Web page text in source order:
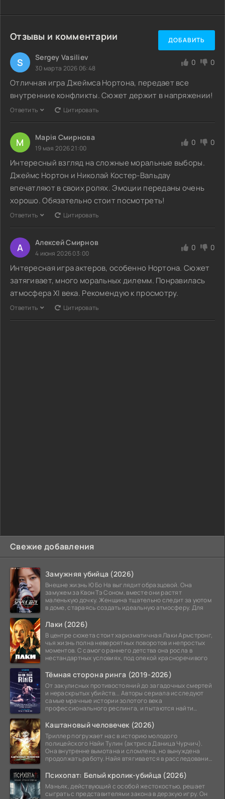
Свежие добавления
Замужняя убийца (2026)
Внешне жизнь Ю Бо На выглядит образцовой. Она
замужем за Квон Тэ Соном, вместе они растят
маленькую дочку. Женщина тщательно следит за уютом
в доме, стараясь создать идеальную атмосферу. Для
Лаки (2026)
В центре сюжета стоит харизматичная Лаки Армстронг,
чья жизнь полна невероятных поворотов и непростых
моментов. С самого раннего детства она росла в
нестандартных условиях, под опекой красноречивого
Тёмная сторона ринга (2019-2026)
От закулисных противостояний до загадочных смертей
и нераскрытых убийств... Авторы сериала исследуют
самые мрачные истории золотого века
профессионального реслинга, и пытаются найти
Каштановый человечек (2026)
Триллер погружает нас в историю молодого
полицейского Найи Тулин (актриса Даница Чурчич).
Она внутренне вымотана и сломлена, но вынуждена
продолжать работу. Найя втягивается в расследование
Психопат: Белый кролик-убийца (2026)
Маньяк, действующий с особой жестокостью, решает
сыграть с представителями закона в дерзкую игру. Он
Отзывы и комментарии ДОБАВИТЬ
S Sergey Vasiliev
30 марта 2026 06:48
0 0
Отличная игра Джеймса Нортона, передает все
внутренние конфликты. Сюжет держит в напряжении!
Ответить Цитировать
М Марія Смирнова
19 мая 2026 21:00
0 0
Интересный взгляд на сложные моральные выборы.
Джеймс Нортон и Николай Костер-Вальдау
впечатляют в своих ролях. Эмоции переданы очень
хорошо. Обязательно стоит посмотреть!
Ответить Цитировать
А Алексей Смирнов
4 июня 2026 03:00
0 0
Интересная игра актеров, особенно Нортона. Сюжет
затягивает, много моральных дилемм. Понравилась
атмосфера XI века. Рекомендую к просмотру.
Ответить Цитировать